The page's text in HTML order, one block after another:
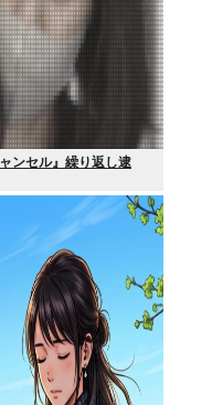
ンセル』繰り返し逮